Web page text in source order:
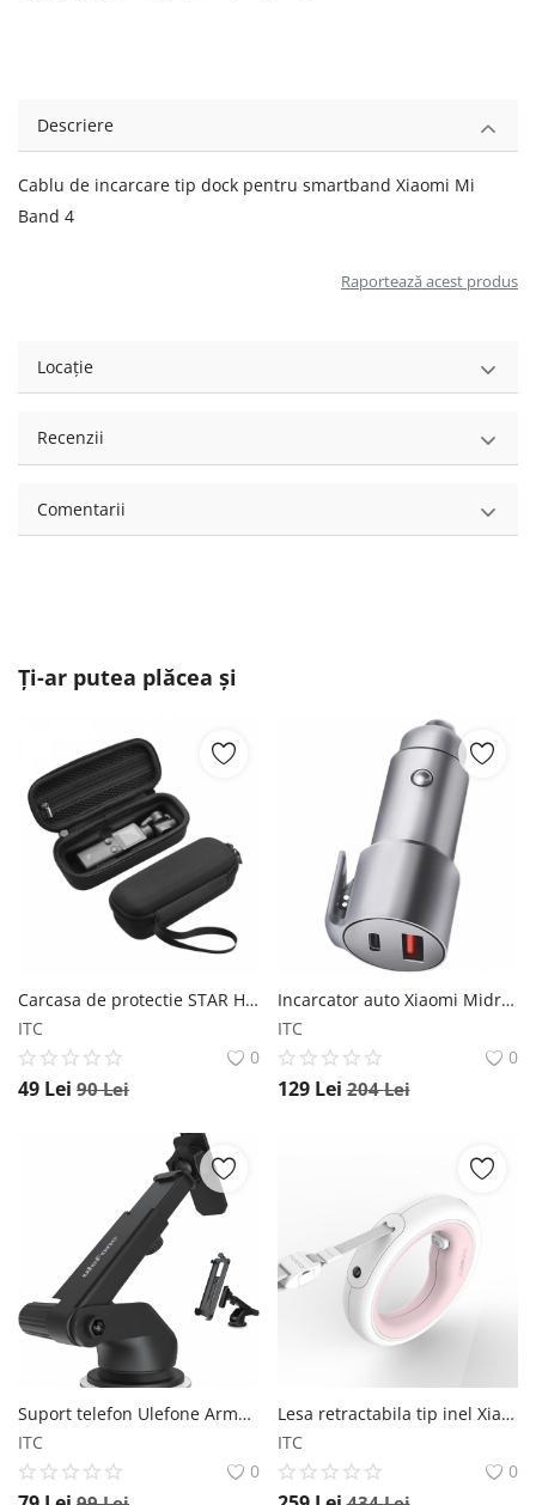
Descriere
Cablu de incarcare tip dock pentru smartband Xiaomi Mi
Band 4
Raportează acest produs
Locație
Recenzii
Comentarii
Ți-ar putea plăcea și
Carcasa de protectie STAR Hard Case pentru camera video de buzunar Xiaomi FIMI Palm Gimbal si accesorii Negru Star
ITC
0
49 Lei 90Lei
Incarcator auto Xiaomi Midrive CC05 Pro Argintiu, 12V 24 V , 4A, USB + Type C, Taietor centura, Ciocan de urgenta Xiaomi
ITC
0
129 Lei 204Lei
Suport telefon Ulefone Armor Mount, compatibil cu toate telefoanele Ulefone cu carcasa de protectie, Brat telescopic, Rotatie 360 Ulefone
ITC
0
Lesa retractabila tip inel Xiaomi MoeStar UFO 2 Plus Roz, Max 30Kg, Coarda elastica de 3 metri cu blocaj, Tensiune 950N, Lanterna LED Xiaomi
ITC
0